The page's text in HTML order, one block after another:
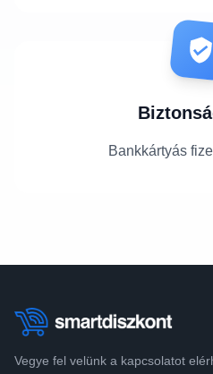
Bankkártyás
Vegye fel velünk a kapcsolatot